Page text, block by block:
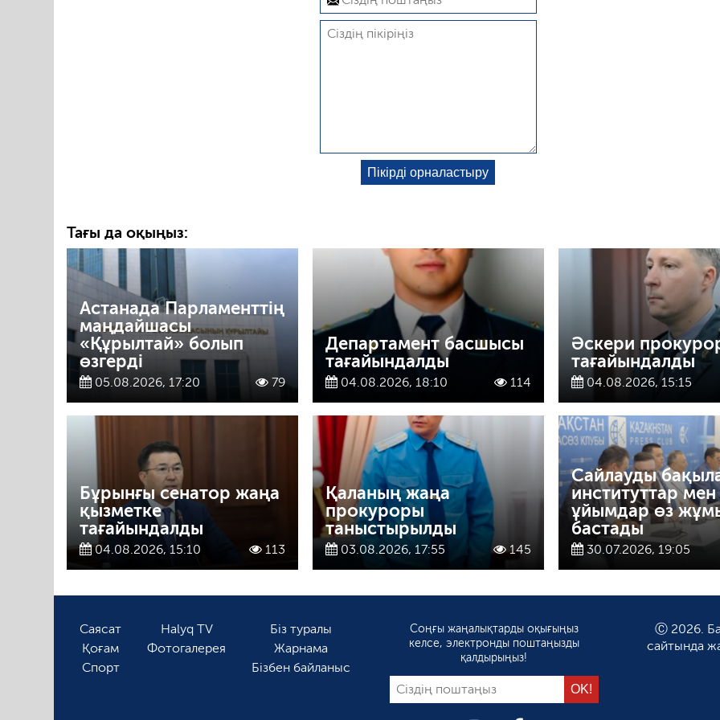
Тағы да оқыңыз:
Астанада Парламенттің
маңдайшасы
«Құрылтай» болып
өзгерді
05.08.2026, 17:20 79
Департамент басшысы
тағайындалды
04.08.2026, 18:10 114
Әскери
тағайындалды
04.08.2026, 15:15
Бұрынғы сенатор жаңа
қызметке
тағайындалды
04.08.2026, 15:10 113
Қаланың жаңа
прокуроры
таныстырылды
03.08.2026, 17:55 145
Сайлауды
институттар мен
ұйымдар өз
бастады
30.07.2026, 19:05
Саясат
Қоғам
Спорт
Halyq TV
Фотогалерея
Біз туралы
Жарнама
Бізбен байланыс
Соңғы жаңалықтарды оқығыңыз
келсе, электронды поштаңызды
қалдырыңыз!
Ⓒ 2026.
сайтында